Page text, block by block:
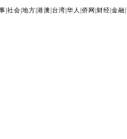
|社会 |地方 |港澳 台湾 |华人 |侨网 财经 |金融 |